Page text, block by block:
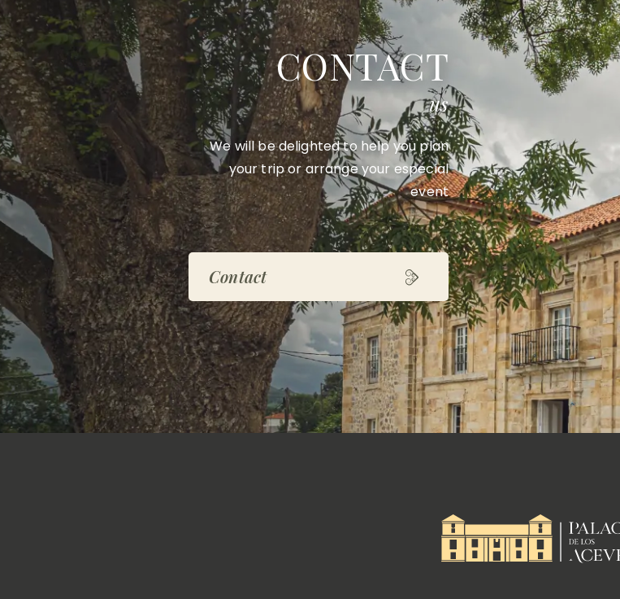
CONTACT
us
We will be delighted to help you plan
your trip or arrange your especial
event
Contact